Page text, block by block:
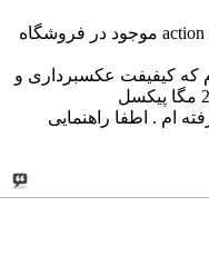
در خصوص خرید یا استفاده از action camera 4k موجود در فروشگاه
که کیفیفت عکسبرداری و
ام . اطفا راهنمایی